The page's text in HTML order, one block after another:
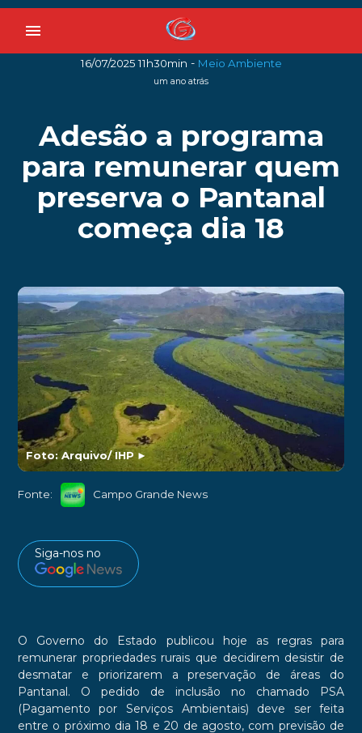
menu
16/07/2025 11h30min - Meio Ambiente
um ano atrás
Adesão a programa
para remunerar quem
preserva o Pantanal
começa dia 18
Foto: Arquivo/ IHP►
Fonte: Campo Grande News
Siga-nos no
O Governo do Estado publicou hoje as regras para
remunerar propriedades rurais que decidirem desistir de
desmatar e priorizarem a preservação de áreas do
Pantanal. O pedido de inclusão no chamado PSA
(Pagamento por Serviços Ambientais) deve ser feita
entre o próximo dia 18 e 20 de agosto, com previsão de